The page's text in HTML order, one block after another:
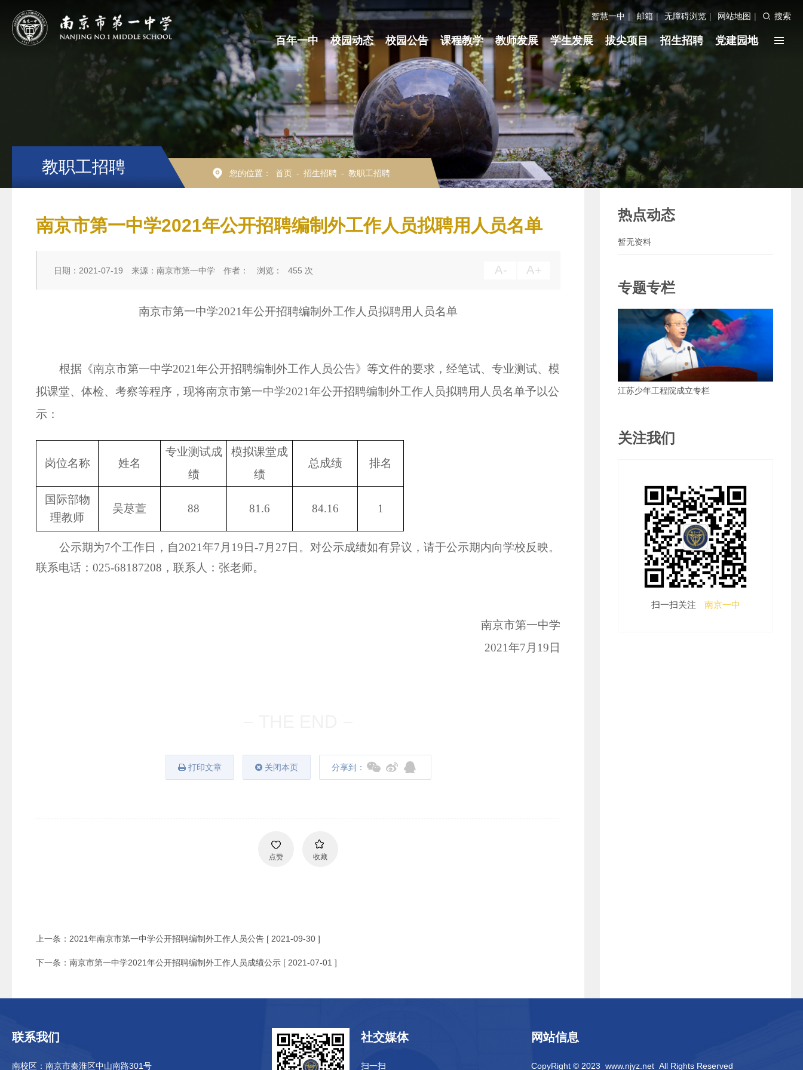
智慧一中 | 邮箱 | 无障碍浏览 | 网站地图 | 搜索
百年一中 校园动态 校园公告 课程教学 教师发展 学生发展 拔尖项目 招生招聘 党建园地
教职工招聘 您的位置： 首页 - 招生招聘 - 教职工招聘
南京市第一中学2021年公开招聘编制外工作人员拟聘用人员名单
日期：2021-07-19 来源：南京市第一中学 作者： 浏览： 455 次 A- A+
南京市第一中学2021年公开招聘编制外工作人员拟聘用人员名单
根据《南京市第一中学2021年公开招聘编制外工作人员公告》等文件的要求，经笔试、专业测试、模
拟课堂、体检、考察等程序，现将南京市第一中学2021年公开招聘编制外工作人员拟聘用人员名单予以公
示：
岗位名称 姓名
专业测试成
绩
模拟课堂成
绩
总成绩 排名
国际部物
理教师
吴荩萱 88 81.6 84.16 1
公示期为7个工作日，自2021年7 月 19 日-7 月 27 日。对公示成绩如有异议，请于公示期内向学校反映。
联系电话：025-68187208 ，联系人：张老师。
南京市第一中学
2021年7 月 19 日
打印文章 关闭本页 分享到：
点赞 收藏
上一条： 2021年南京市第一中学公开招聘编制外工作人员公告 [ 2021-09-30 ]
下一条：南京市第一中学2021年公开招聘编制外工作人员成绩公示 [ 2021-07-01 ]
热点动态
暂无资料
专题专栏
江苏少年工程院成立专栏
关注我们
扫一扫关注 南京一中
联系我们
南校区：南京市秦淮区中山南路301号
社交媒体
扫一扫
网站信息
CopyRight © 2023www.njyz.net All Rights Reserved